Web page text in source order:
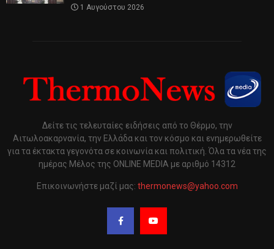
1 Αυγούστου 2026
Δείτε τις τελευταίες ειδήσεις από το Θέρμο, την
Αιτωλοακαρνανία, την Ελλάδα και τον κόσμο και ενημερωθείτε
για τα έκτακτα γεγονότα σε κοινωνία και πολιτική. Όλα τα νέα της
ημέρας Μέλος της ONLINE MEDIA με αριθμό 14312
Επικοινωνήστε μαζί μας: thermonews@yahoo.com